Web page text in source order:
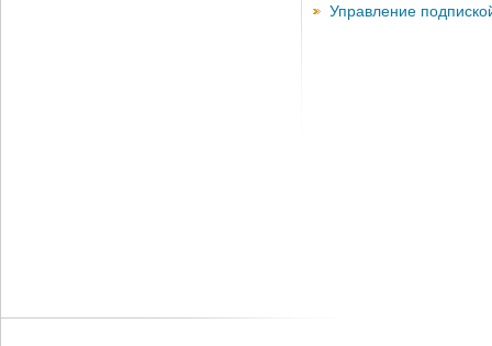
Управление